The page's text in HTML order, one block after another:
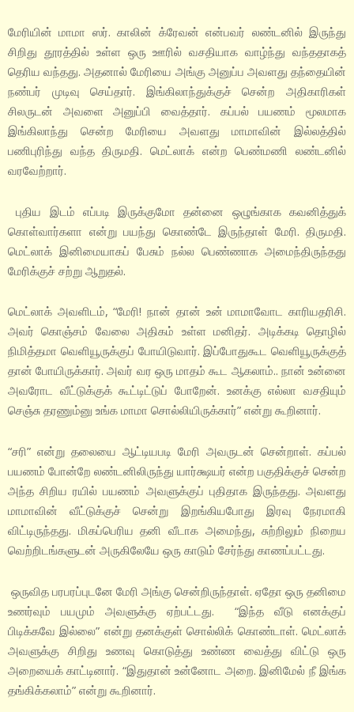
மேரியின் மாமா ஸர். காலின் க்ரேவன் என்பவர் லண்டனில் இருந்து
சிறிது தூரத்தில் உள்ள ஒரு ஊரில் வசதியாக வாழ்ந்து வந்ததாகத்
தெரிய வந்தது. அதனால் மேரியை அங்கு அனுப்ப அவளது தந்தையின்
நண்பர் முடிவு செய்தார். இங்கிலாந்துக்குச் சென்ற அதிகாரிகள்
சிலருடன் அவளை அனுப்பி வைத்தார். கப்பல் பயணம் மூலமாக
இங்கிலாந்து சென்ற மேரியை அவளது மாமாவின் இல்லத்தில்
பணிபுரிந்து வந்த திருமதி. மெட்லாக் என்ற பெண்மணி லண்டனில்
வரவேற்றார்.
புதிய இடம் எப்படி இருக்குமோ தன்னை ஒழுங்காக கவனித்துக்
கொள்வார்களா என்று பயந்து கொண்டே இருந்தாள் மேரி. திருமதி.
மெட்லாக் இனிமையாகப் பேசும் நல்ல பெண்ணாக அமைந்திருந்தது
மேரிக்குச் சற்று ஆறுதல்.
மெட்லாக் அவளிடம், “மேரி! நான் தான் உன் மாமாவோட காரியதரிசி.
அவர் கொஞ்சம் வேலை அதிகம் உள்ள மனிதர். அடிக்கடி தொழில்
நிமித்தமா வெளியூருக்குப் போயிடுவார். இப்போதுகூட வெளியூருக்குத்
தான் போயிருக்கார். அவர் வர ஒரு மாதம் கூட ஆகலாம்.. நான் உன்னை
அவரோட வீட்டுக்குக் கூட்டிட்டுப் போறேன். உனக்கு எல்லா வசதியும்
செஞ்சு தரணும்னு உங்க மாமா சொல்லியிருக்கார்” என்று கூறினார்.
“சரி” என்று தலையை ஆட்டியபடி மேரி அவருடன் சென்றாள். கப்பல்
பயணம் போன்றே லண்டனிலிருந்து யார்க்ஷயர் என்ற பகுதிக்குச் சென்ற
அந்த சிறிய ரயில் பயணம் அவளுக்குப் புதிதாக இருந்தது. அவளது
மாமாவின் வீட்டுக்குச் சென்று இறங்கியபோது இரவு நேரமாகி
விட்டிருந்தது. மிகப்பெரிய தனி வீடாக அமைந்து, சுற்றிலும் நிறைய
வெற்றிடங்களுடன் அருகிலேயே ஒரு காடும் சேர்ந்து காணப்பட்டது.
ஒருவித பரபரப்புடனே மேரி அங்கு சென்றிருந்தாள். ஏதோ ஒரு தனிமை
உணர்வும் பயமும் அவளுக்கு ஏற்பட்டது. “இந்த வீடு எனக்குப்
பிடிக்கவே இல்லை” என்று தனக்குள் சொல்லிக் கொண்டாள். மெட்லாக்
அவளுக்கு சிறிது உணவு கொடுத்து உண்ண வைத்து விட்டு ஒரு
அறையைக் காட்டினார். “இதுதான் உன்னோட அறை. இனிமேல் நீ இங்க
தங்கிக்கலாம்” என்று கூறினார்.